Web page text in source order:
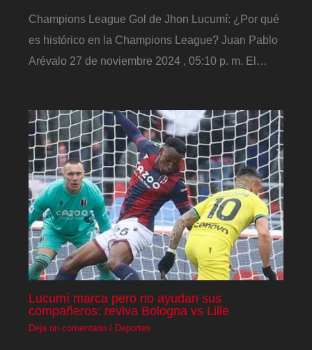
Champions League Gol de Jhon Lucumí: ¿Por qué
es histórico en la Champions League? Juan Pablo
Arévalo 27 de noviembre 2024 , 05:10 p. m. El…
Lucumí marca pero no ayudan sus
compañeros: reviva Bologna vs Lille
Deja un comentario / Deportes